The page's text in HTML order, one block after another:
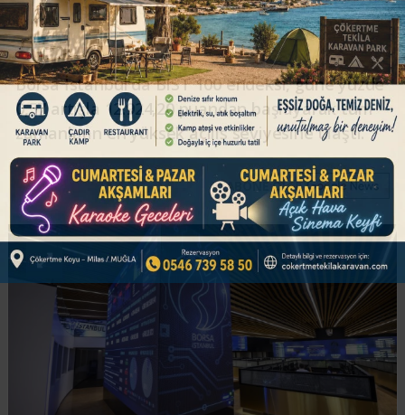
23.01.2026 - 09:50, Güncelleme: 23.01.2026 - 09:50
Borsa İstanbul'da BIST 100 endeksi, güne yüzde
0,57 artışla 12.924,20 puandan başlayarak tüm
zamanların en yüksek açılış seviyesine ulaştı.
ABONE OL